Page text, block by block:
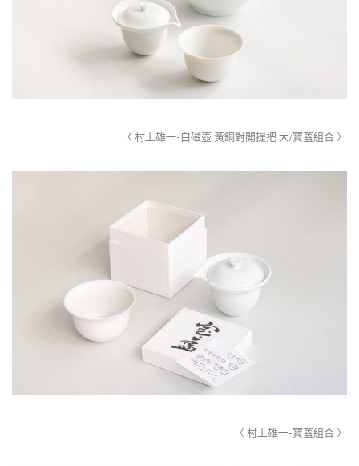
〈 村上雄一-白磁壺 黃銅對開提把 大/寶蓋組合 〉
〈 村上雄一-寶蓋組合 〉